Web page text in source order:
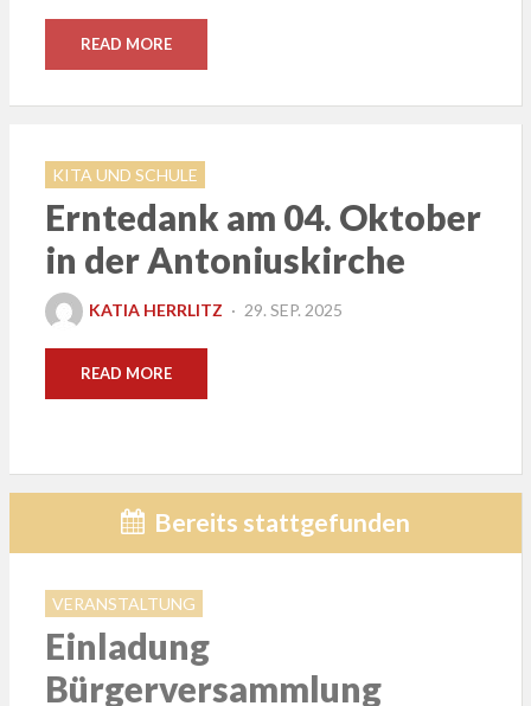
READ MORE
KITA UND SCHULE
Erntedank am 04. Oktober
in der Antoniuskirche
KATIA HERRLITZ
POSTED
29. SEP. 2025
READ MORE
Bereits stattgefunden
VERANSTALTUNG
Einladung
Bürgerversammlung